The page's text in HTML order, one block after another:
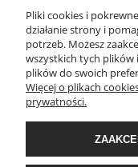
Pliki cookies i
działanie strony i
potrzeb. Możesz
wszystkich tych plików
plików do swoich
Więcej o plikach
prywatności.